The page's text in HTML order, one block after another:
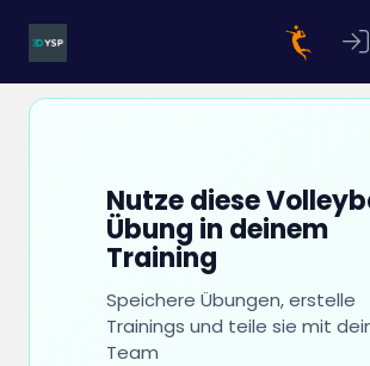
Nutze diese
Übung in deinem
Training
Speichere Übungen, erstelle
Trainings und teile sie mit
Team